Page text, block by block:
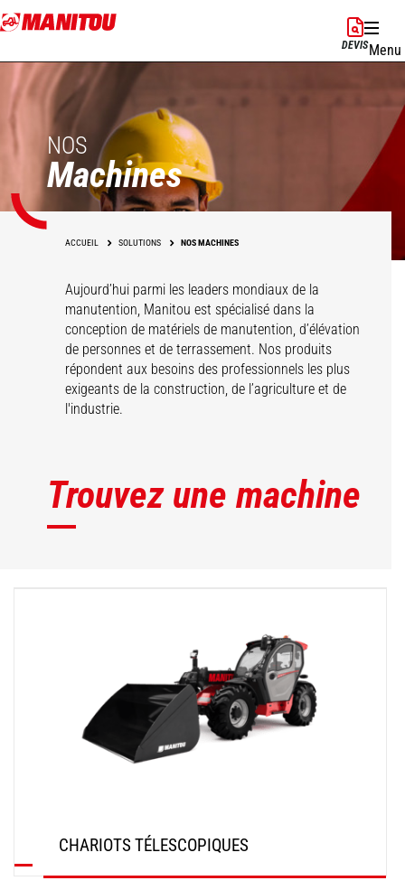
Aller
au
principal
DEVISMenu
NOS
Machines
ACCUEIL SOLUTIONS NOS MACHINES
Aujourd’hui parmi les leaders mondiaux de la
manutention, Manitou est spécialisé dans la
conception de matériels de manutention, d’élévation
de personnes et de terrassement. Nos produits
répondent aux besoins des professionnels les plus
exigeants de la construction, de l’agriculture et de
l'industrie.
Trouvez une machine
CHARIOTS TÉLESCOPIQUES